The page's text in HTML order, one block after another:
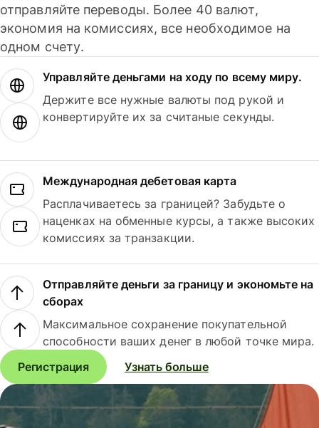
отправляйте переводы. Более 40 валют,
экономия на комиссиях, все необходимое на
одном счету.
Управляйте деньгами на ходу по всему миру.
Держите все нужные валюты под рукой и
конвертируйте их за считаные секунды.
Международная дебетовая карта
Расплачиваетесь за границей? Забудьте о
наценках на обменные курсы, а также высоких
комиссиях за транзакции.
Отправляйте деньги за границу и экономьте на
сборах
Максимальное сохранение покупательной
способности ваших денег в любой точке мира.
Регистрация
Узнать больше